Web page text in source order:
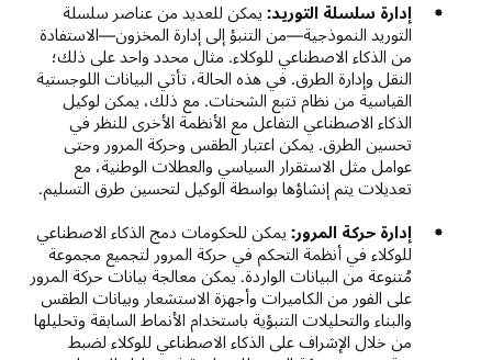
إدارة سلسلة التوريد: يمكن للعديد من عناصر سلسلة
التوريد النموذجية—من التنبؤ إلى إدارة المخزون—الاستفادة
من الذكاء الاصطناعي للوكلاء. مثال محدد واحد على ذلك؛
النقل وإدارة الطرق. في هذه الحالة، تأتي البيانات اللوجستية
القياسية من نظام تتبع الشحنات. مع ذلك، يمكن لوكيل
الذكاء الاصطناعي التفاعل مع الأنظمة الأخرى للنظر في
تحسين الطرق. يمكن اعتبار الطقس وحركة المرور وحتى
عوامل مثل الاستقرار السياسي والعطلات الوطنية، مع
تعديلات يتم إنشاؤها بواسطة الوكيل لتحسين طرق التسليم.
إدارة حركة المرور: يمكن للحكومات دمج الذكاء الاصطناعي
للوكلاء في أنظمة التحكم في حركة المرور لتجميع مجموعة
مُتنوعة من البيانات الواردة. يمكن معالجة بيانات حركة المرور
على الفور من الكاميرات وأجهزة الاستشعار وبيانات الطقس
والبناء والتحليلات التنبؤية باستخدام الأنماط السابقة وتحليلها
من خلال الإشراف على الذكاء الاصطناعي للوكلاء لضبط